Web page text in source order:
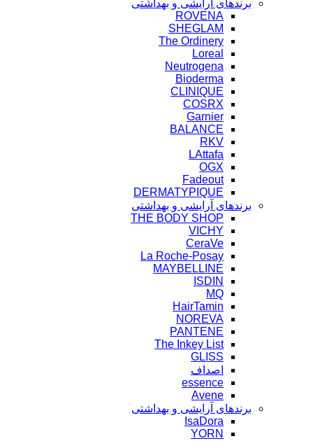
برندهای آرایشی و بهداشتی
ROVENA
SHEGLAM
The Ordinery
Loreal
Neutrogena
Bioderma
CLINIQUE
COSRX
Garnier
BALANCE
RKV
LAttafa
OGX
Fadeout
DERMATYPIQUE
برندهای آرایشی و بهداشتی
THE BODY SHOP
VICHY
CeraVe
La Roche-Posay
MAYBELLINE
ISDIN
MQ
HairTamin
NOREVA
PANTENE
The Inkey List
GLISS
اصداف
essence
Avene
برندهای آرایشی و بهداشتی
IsaDora
YORN